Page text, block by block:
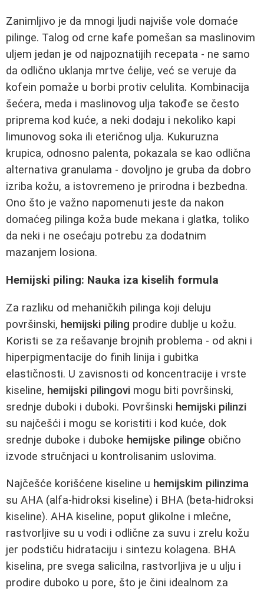
Zanimljivo je da mnogi ljudi najviše vole domaće
pilinge. Talog od crne kafe pomešan sa maslinovim
uljem jedan je od najpoznatijih recepata - ne samo
da odlično uklanja mrtve ćelije, već se veruje da
kofein pomaže u borbi protiv celulita. Kombinacija
šećera, meda i maslinovog ulja takođe se često
priprema kod kuće, a neki dodaju i nekoliko kapi
limunovog soka ili eteričnog ulja. Kukuruzna
krupica, odnosno palenta, pokazala se kao odlična
alternativa granulama - dovoljno je gruba da dobro
izriba kožu, a istovremeno je prirodna i bezbedna.
Ono što je važno napomenuti jeste da nakon
domaćeg pilinga koža bude mekana i glatka, toliko
da neki i ne osećaju potrebu za dodatnim
mazanjem losiona.
Hemijski piling: Nauka iza kiselih formula
Za razliku od mehaničkih pilinga koji deluju
površinski, hemijski piling prodire dublje u kožu.
Koristi se za rešavanje brojnih problema - od akni i
hiperpigmentacije do finih linija i gubitka
elastičnosti. U zavisnosti od koncentracije i vrste
kiseline, hemijski pilingovi mogu biti površinski,
srednje duboki i duboki. Površinski hemijski pilinzi
su najčešći i mogu se koristiti i kod kuće, dok
srednje duboke i duboke hemijske pilinge obično
izvode stručnjaci u kontrolisanim uslovima.
Najčešće korišćene kiseline u hemijskim pilinzima
su AHA (alfa-hidroksi kiseline) i BHA (beta-hidroksi
kiseline). AHA kiseline, poput glikolne i mlečne,
rastvorljive su u vodi i odlične za suvu i zrelu kožu
jer podstiču hidrataciju i sintezu kolagena. BHA
kiselina, pre svega salicilna, rastvorljiva je u ulju i
prodire duboko u pore, što je čini idealnom za